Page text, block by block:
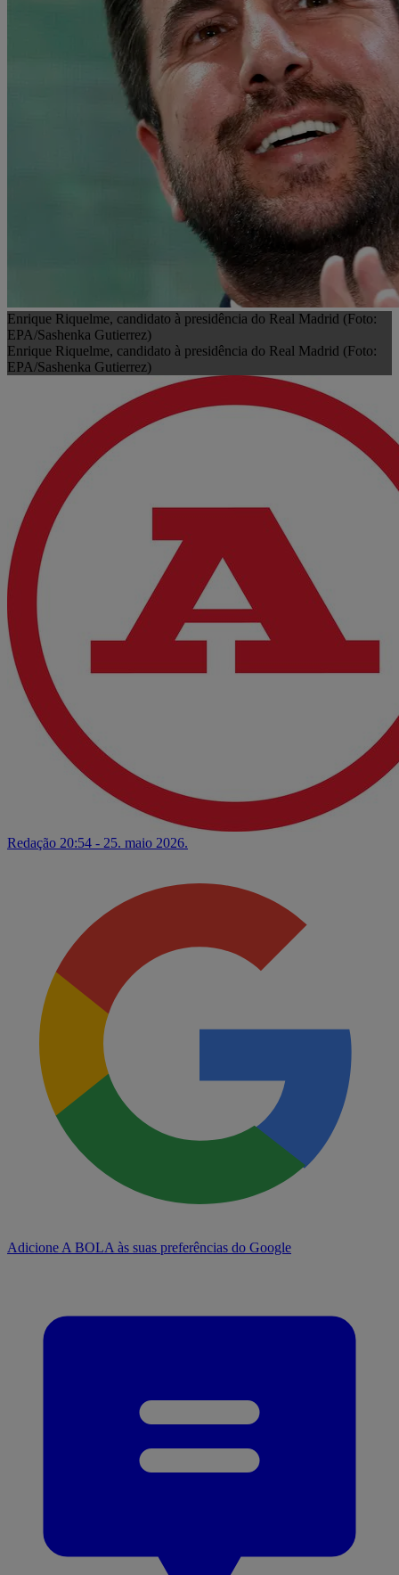
Enrique Riquelme, candidato à presidência do Real Madrid (Foto:
EPA/Sashenka Gutierrez)
Enrique Riquelme, candidato à presidência do Real Madrid (Foto:
EPA/Sashenka Gutierrez)
Redação 20:54 - 25. maio 2026.
Adicione A BOLA às suas preferências do Google